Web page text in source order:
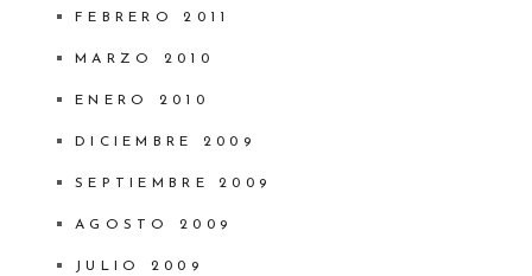
FEBRERO 2011
MARZO 2010
ENERO 2010
DICIEMBRE 2009
SEPTIEMBRE 2009
AGOSTO 2009
JULIO 2009